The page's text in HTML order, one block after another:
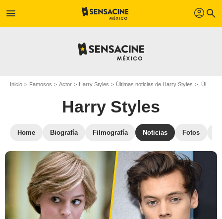
menu profil search
Inicio Famosos Actor Harry Styles Últimas noticias de Harry Styles Últimas noticias Harry Styles - Página 8
Harry Styles
Home Biografía Filmografía Noticias Fotos